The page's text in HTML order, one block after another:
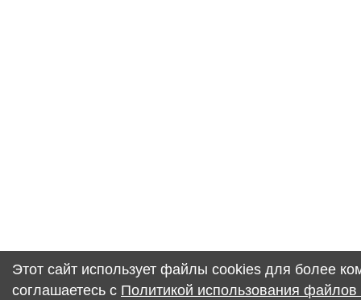
Этот сайт использует файлы cookies для более
соглашаетесь с Политикой использования файлов